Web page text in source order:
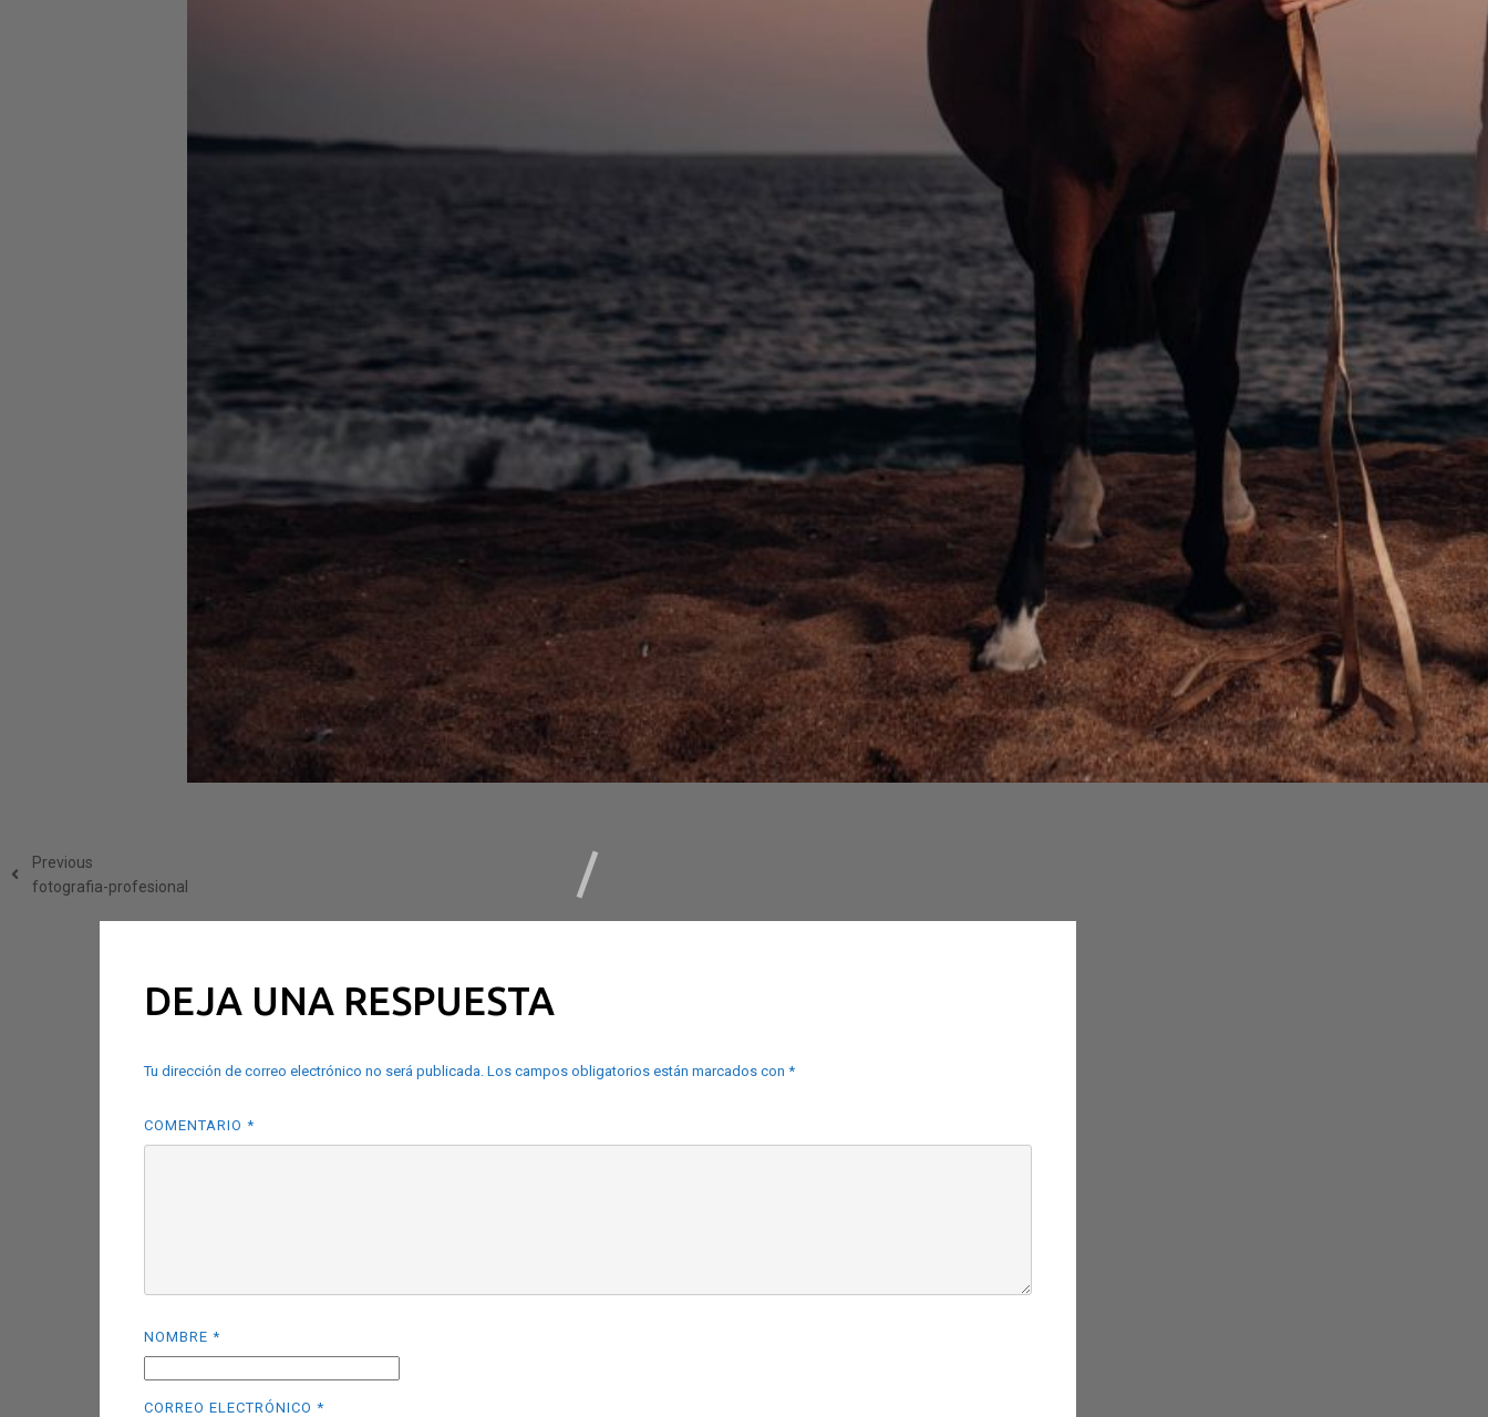
Previous
fotografia-profesional
DEJA UNA RESPUESTA
Tu dirección de correo electrónico no será publicada. Los campos obligatorios están marcados con*
COMENTARIO*
NOMBRE*
CORREO ELECTRÓNICO*